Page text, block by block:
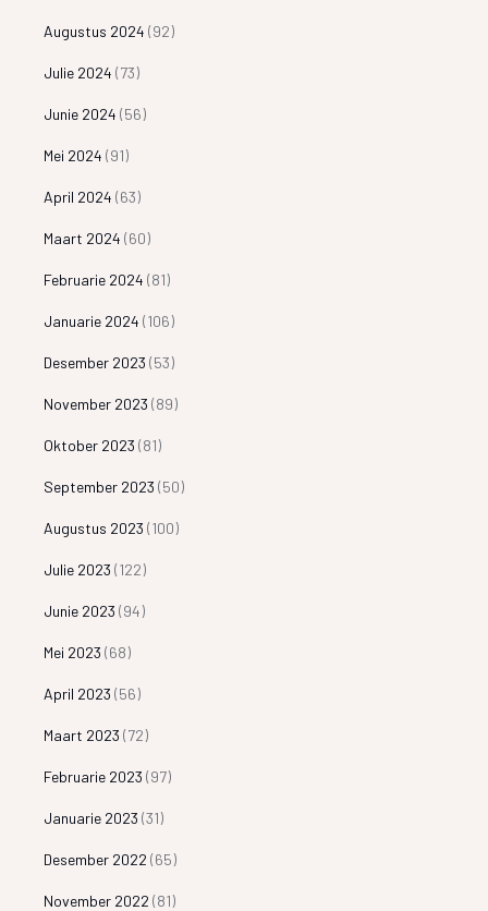
Augustus 2024 (92)
Julie 2024 (73)
Junie 2024 (56)
Mei 2024 (91)
April 2024 (63)
Maart 2024 (60)
Februarie 2024 (81)
Januarie 2024 (106)
Desember 2023 (53)
November 2023 (89)
Oktober 2023 (81)
September 2023 (50)
Augustus 2023 (100)
Julie 2023 (122)
Junie 2023 (94)
Mei 2023 (68)
April 2023 (56)
Maart 2023 (72)
Februarie 2023 (97)
Januarie 2023 (31)
Desember 2022 (65)
November 2022 (81)